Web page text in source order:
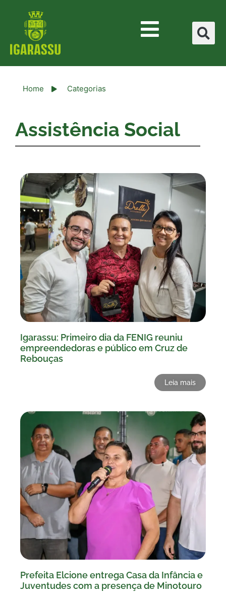
Home Categorias
Assistência Social
Igarassu: Primeiro dia da FENIG reuniu
empreendedoras e público em Cruz de
Rebouças
Leia mais
Prefeita Elcione entrega Casa da Infância e
Juventudes com a presença de Minotouro